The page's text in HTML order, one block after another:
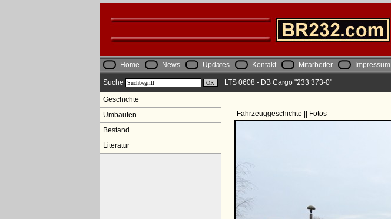
Home News Updates Kontakt Mitarbeiter Impressum
Suche
Geschichte
Umbauten
Bestand
Literatur
LTS 0608 - DB Cargo "233 373-0"
Fahrzeuggeschichte || Fotos